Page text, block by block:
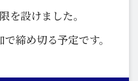
を設けました。
締め切る予定です。